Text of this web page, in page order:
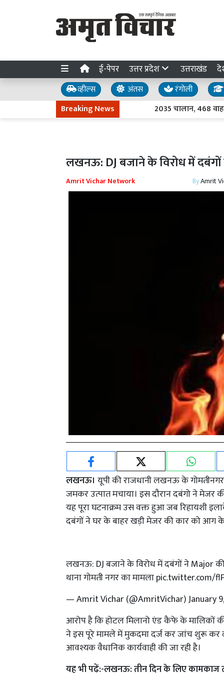
ई-पेपर उत्तर प्रदेश उत्तराखंड
व्हील्स अंतस रंगोली
Breaking News
2035 चालान, 468 वाहन
लखनऊ: DJ बजाने के विरोध में
Amrit Vichar Network ByAmrit
लखनऊ। यूपी की राजधानी लखनऊ के
जमकर उत्पात मचाया। इस दौरान दबंगो ने मेजर
यह पूरा घटनाक्रम उस वक्त हुआ जब रिहायशी
दबंगों ने घर के बाहर खड़ी मेजर की कार को आग
लखनऊ: DJ बजाने के विरोध में दबंगों ने Major
थाना गोमती नगर का मामलाpic.twitter.com/
— Amrit Vichar (@AmritVichar)January
आरोप है कि होटल मिलानो एंड कैफे के मालिकों
ने इस पूरे मामले में मुकदमा दर्ज कर जांच शुरू कर
आवश्यक वैधानिक कार्यवाही की जा रही है।
यह भी पढ़ें:-लखनऊ: तीन दिन के लिए कामकाज